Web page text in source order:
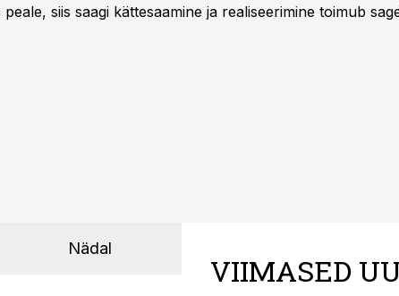
siis saagi kättesaamine ja realiseerimine toimub
Nädal
VIIMASED